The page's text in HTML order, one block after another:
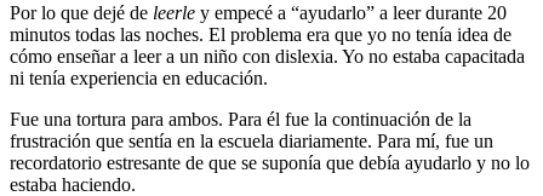
Por lo que dejé de leerle y empecé a “ayudarlo” a leer durante 20
minutos todas las noches. El problema era que yo no tenía idea de
cómo enseñar a leer a un niño con dislexia. Yo no estaba capacitada
ni tenía experiencia en educación.
Fue una tortura para ambos. Para él fue la continuación de la
frustración que sentía en la escuela diariamente. Para mí, fue un
recordatorio estresante de que se suponía que debía ayudarlo y no lo
estaba haciendo.